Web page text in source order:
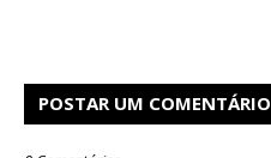
POSTAR UM COMENTÁRIO